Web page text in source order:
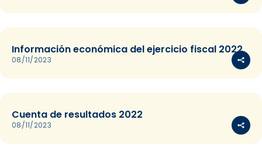
Información económica del ejercicio fiscal 2022
08/11/2023
Cuenta de resultados 2022
08/11/2023